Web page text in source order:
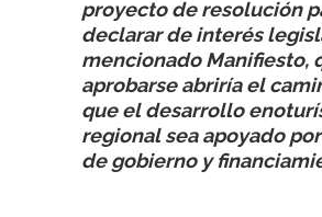
proyecto de resolución
declarar de interés
mencionado Manifiesto,
aprobarse abriría el
que el desarrollo
regional sea apoyado
de gobierno y